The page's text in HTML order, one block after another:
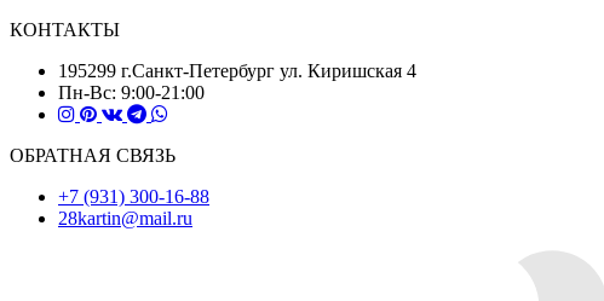
КОНТАКТЫ
195299 г.Санкт-Петербург ул. Киришская 4
Пн-Вс: 9:00-21:00
ОБРАТНАЯ СВЯЗЬ
+7 (931) 300-16-88
28kartin@mail.ru